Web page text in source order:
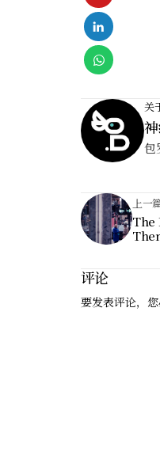
关
包
上一
The
评论
要发表评论，